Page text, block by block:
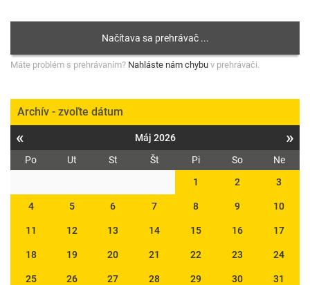
Máte problém s prehrávaním? Nahláste nám chybu v prehrávači.
Archív - zvoľte dátum
« Máj 2026 »
Po Ut St Št Pi So
Ne
1
2 3
4 5 6 7 8 9 10
11 12 13 14 15 16 17
18 19 20 21 22 23 24
25 26 27 28 29 30 31